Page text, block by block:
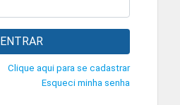
ENTRAR
Clique aqui para se cadastrar
Esqueci minha senha